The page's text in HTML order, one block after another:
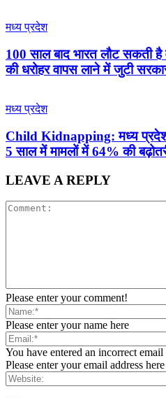
मध्य प्रदेश
100 साल बाद भारत लौट सकती है
की धरोहर वापस लाने में जुटी
मध्य प्रदेश
Child Kidnapping: मध्य प्रदेश
5 साल में मामलों में 64% की
LEAVE A REPLY
Please enter your comment!
Please enter your name here
You have entered an incorrect email
Please enter your email address here